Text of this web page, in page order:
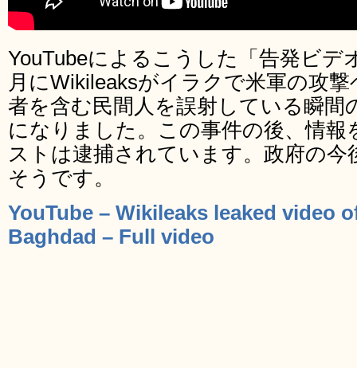
YouTubeによるこうした「告発ビデ
月にWikileaksがイラクで米軍の攻
者を含む民間人を誤射している瞬間
になりました。この事件の後、情
ストは逮捕されています。政府の
そうです。
YouTube – Wikileaks leaked video
Baghdad – Full video